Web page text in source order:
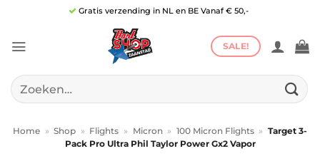
inhoud
Gratis verzending in NL en BE Vanaf € 50,-
SALE!
Zoeken
naar:
Home » Shop » Flights » Micron » 100 Micron Flights » Target 3-
Pack Pro Ultra Phil Taylor Power Gx2 Vapor